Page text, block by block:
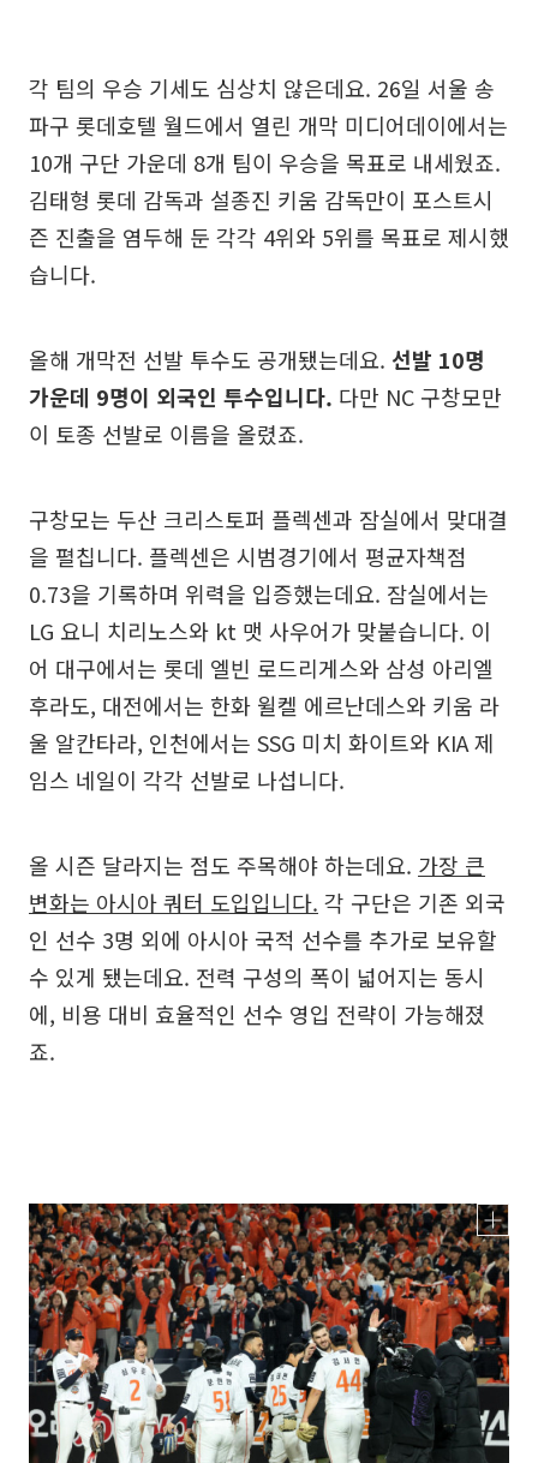
각 팀의 우승 기세도 심상치 않은데요. 26일 서울 송
파구 롯데호텔 월드에서 열린 개막 미디어데이에서는
10개 구단 가운데 8개 팀이 우승을 목표로 내세웠죠.
김태형 롯데 감독과 설종진 키움 감독만이 포스트시
즌 진출을 염두해 둔 각각 4위와 5위를 목표로 제시했
습니다.
올해 개막전 선발 투수도 공개됐는데요. 선발 10명
가운데 9명이 외국인 투수입니다. 다만 NC 구창모만
이 토종 선발로 이름을 올렸죠.
구창모는 두산 크리스토퍼 플렉센과 잠실에서 맞대결
을 펼칩니다. 플렉센은 시범경기에서 평균자책점
0.73을 기록하며 위력을 입증했는데요. 잠실에서는
LG 요니 치리노스와 kt 맷 사우어가 맞붙습니다. 이
어 대구에서는 롯데 엘빈 로드리게스와 삼성 아리엘
후라도, 대전에서는 한화 윌켈 에르난데스와 키움 라
울 알칸타라, 인천에서는 SSG 미치 화이트와 KIA 제
임스 네일이 각각 선발로 나섭니다.
올 시즌 달라지는 점도 주목해야 하는데요. 가장 큰
변화는 아시아 쿼터 도입입니다. 각 구단은 기존 외국
인 선수 3명 외에 아시아 국적 선수를 추가로 보유할
수 있게 됐는데요. 전력 구성의 폭이 넓어지는 동시
에, 비용 대비 효율적인 선수 영입 전략이 가능해졌
죠.